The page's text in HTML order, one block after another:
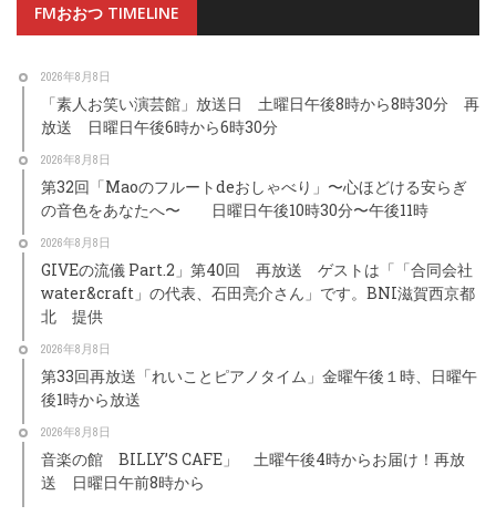
FMおおつ TIMELINE
2026年8月8日
「素人お笑い演芸館」放送日 土曜日午後8時から8時30分 再
放送 日曜日午後6時から6時30分
2026年8月8日
第32回「Maoのフルートdeおしゃべり」〜心ほどける安らぎ
の音色をあなたへ〜 日曜日午後10時30分〜午後11時
2026年8月8日
GIVEの流儀 Part.2」第40回 再放送 ゲストは「「合同会社
water&craft」の代表、石田亮介さん」です。BNI滋賀西京都
北 提供
2026年8月8日
第33回再放送「れいことピアノタイム」金曜午後１時、日曜午
後1時から放送
2026年8月8日
音楽の館 BILLY’S CAFE」 土曜午後4時からお届け！再放
送 日曜日午前8時から